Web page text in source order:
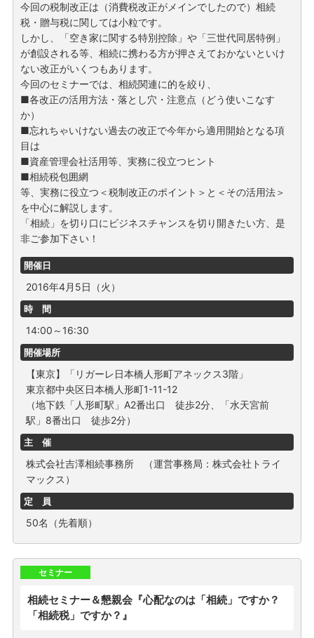
今回の税制改正は（消費税改正がメインでしたので）相続
税・贈与税に関しては小粒です。
しかし、「空き家に関する特別控除」や「三世代同居特例」
が創設される等、相続に携わる方が押さえておかないといけ
ない改正がいくつもあります。
今回のセミナーでは、相続関連に的を絞り、
■各改正の活用方法・落とし穴・注意点（どう使いこなす
か）
■忘れちゃいけない過去の改正で今年から適用開始となる項
目は
■資産管理会社活用等、実務に役立つヒント
■相続税包囲網
等、実務に役立つ＜税制改正のポイント＞と＜その活用法＞
を中心に解説します。
「相続」を切り口にビジネスチャンスを切り開きたい方、是
非ご参加下さい！
開催日
2016年4月5日（火）
時 間
14:00～16:30
開催場所
【東京】「リガーレ日本橋人形町アネックス3階」
東京都中央区日本橋人形町1-11-12
（地下鉄「人形町駅」A2番出口 徒歩2分、「水天宮前
駅」8番出口 徒歩2分）
主 催
株式会社吉澤相続事務所 （運営事務局：株式会社トライ
マックス）
定 員
50名（先着順）
セミナー
相続セミナー＆懇親会『心配なのは「相続」ですか？
「相続税」ですか？』